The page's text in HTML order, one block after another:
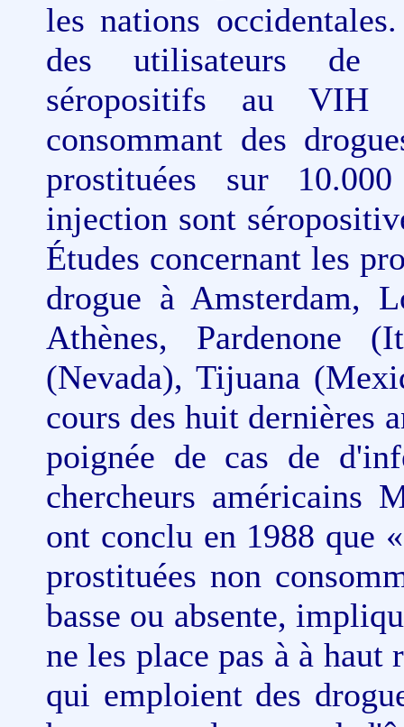
les nations
des utilisateurs de
séropositifs au
consommant des
prostituées sur
injection sont
Études concernant les
drogue à Amsterdam,
Athènes, Pardenone
(Nevada), Tijuana
cours des huit dernières
poignée de cas de
chercheurs américains
ont conclu en 1988 que
prostituées non
basse ou absente,
ne les place pas à à haut
qui emploient des